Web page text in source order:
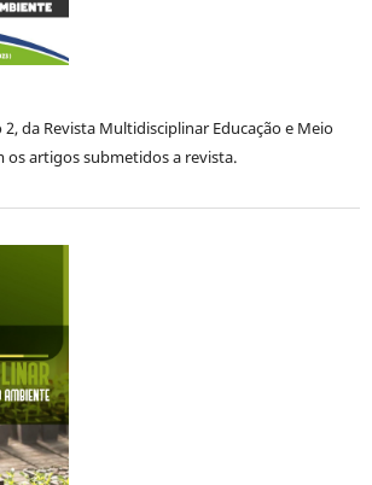
da Revista Multidisciplinar Educação e Meio
os artigos submetidos a revista.